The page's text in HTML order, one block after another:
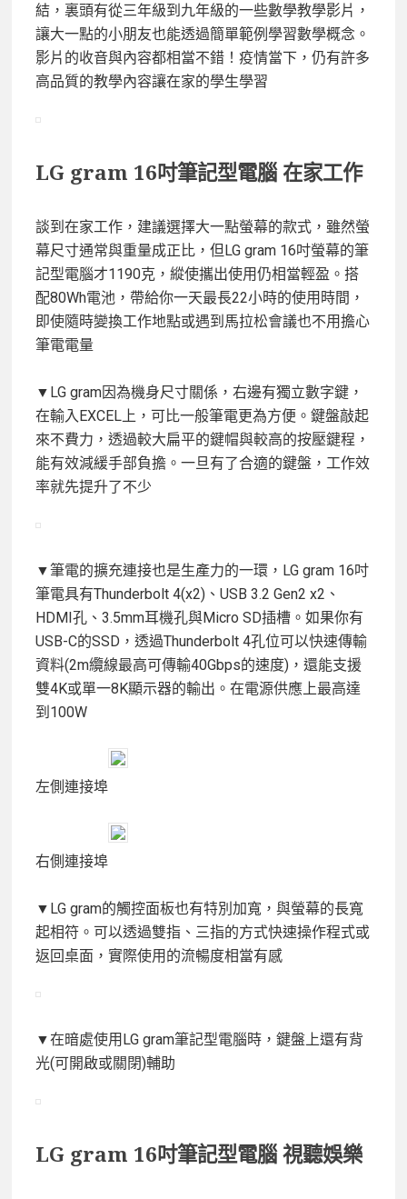
結，裏頭有從三年級到九年級的一些數學教學影片，
讓大一點的小朋友也能透過簡單範例學習數學概念。
影片的收音與內容都相當不錯！疫情當下，仍有許多
高品質的教學內容讓在家的學生學習
LG gram 16吋筆記型電腦 在家工作
談到在家工作，建議選擇大一點螢幕的款式，雖然螢
幕尺寸通常與重量成正比，但LG gram 16吋螢幕的筆
記型電腦才1190克，縱使攜出使用仍相當輕盈。搭
配80Wh電池，帶給你一天最長22小時的使用時間，
即使隨時變換工作地點或遇到馬拉松會議也不用擔心
筆電電量
▼LG gram因為機身尺寸關係，右邊有獨立數字鍵，
在輸入EXCEL上，可比一般筆電更為方便。鍵盤敲起
來不費力，透過較大扁平的鍵帽與較高的按壓鍵程，
能有效減緩手部負擔。一旦有了合適的鍵盤，工作效
率就先提升了不少
▼筆電的擴充連接也是生產力的一環，LG gram 16吋
筆電具有Thunderbolt 4(x2)、USB 3.2 Gen2 x2、
HDMI孔、3.5mm耳機孔與Micro SD插槽。如果你有
USB-C的SSD，透過Thunderbolt 4孔位可以快速傳輸
資料(2m纜線最高可傳輸40Gbps的速度)，還能支援
雙4K或單一8K顯示器的輸出。在電源供應上最高達
到100W
左側連接埠
右側連接埠
▼LG gram的觸控面板也有特別加寬，與螢幕的長寬
起相符。可以透過雙指、三指的方式快速操作程式或
返回桌面，實際使用的流暢度相當有感
▼在暗處使用LG gram筆記型電腦時，鍵盤上還有背
光(可開啟或關閉)輔助
LG gram 16吋筆記型電腦 視聽娛樂